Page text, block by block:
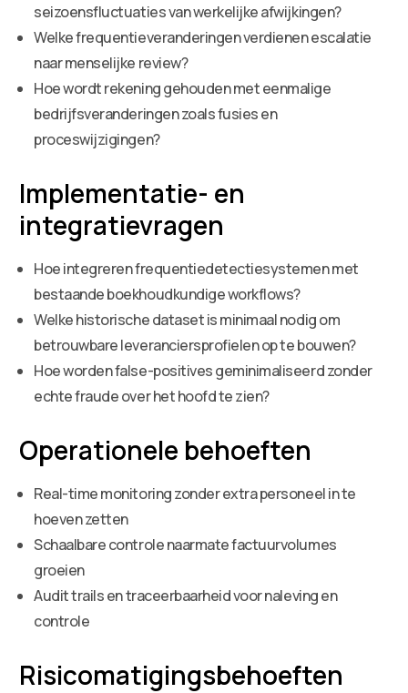
seizoensfluctuaties van werkelijke afwijkingen?
Welke frequentieveranderingen verdienen escalatie
naar menselijke review?
Hoe wordt rekening gehouden met eenmalige
bedrijfsveranderingen zoals fusies en
proceswijzigingen?
Implementatie- en
integratievragen
Hoe integreren frequentiedetectiesystemen met
bestaande boekhoudkundige workflows?
Welke historische dataset is minimaal nodig om
betrouwbare leveranciersprofielen op te bouwen?
Hoe worden false-positives geminimaliseerd zonder
echte fraude over het hoofd te zien?
Operationele behoeften
Real-time monitoring zonder extra personeel in te
hoeven zetten
Schaalbare controle naarmate factuurvolumes
groeien
Audit trails en traceerbaarheid voor naleving en
controle
Risicomatigingsbehoeften